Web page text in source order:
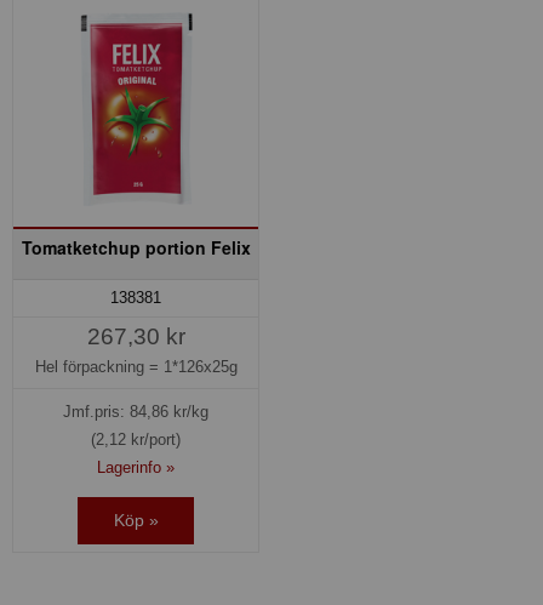
Tomatketchup portion Felix
138381
267,30 kr
Hel förpackning = 1*126x25g
Jmf.pris: 84,86 kr/kg
(2,12 kr/port)
Lagerinfo »
Köp »